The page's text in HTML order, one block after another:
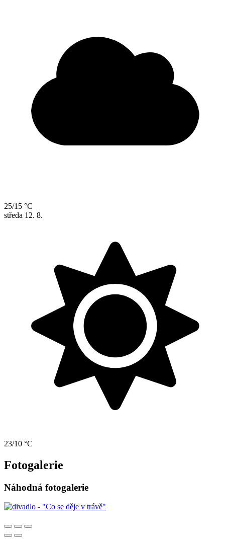
25/15 °C
středa 12. 8.
23/10 °C
Fotogalerie
Náhodná fotogalerie